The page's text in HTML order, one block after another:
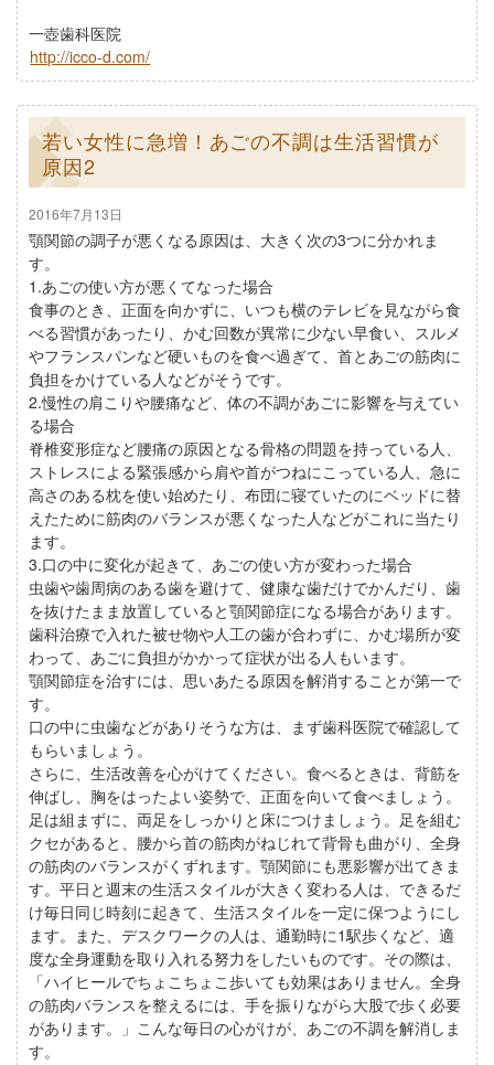
一壺歯科医院
http://icco-d.com/
若い女性に急増！あごの不調は生活習慣が
原因2
2016年7月13日
顎関節の調子が悪くなる原因は、大きく次の3つに分かれま
す。
1.あごの使い方が悪くてなった場合
食事のとき、正面を向かずに、いつも横のテレビを見ながら食
べる習慣があったり、かむ回数が異常に少ない早食い、スルメ
やフランスパンなど硬いものを食べ過ぎて、首とあごの筋肉に
負担をかけている人などがそうです。
2.慢性の肩こりや腰痛など、体の不調があごに影響を与えてい
る場合
脊椎変形症など腰痛の原因となる骨格の問題を持っている人、
ストレスによる緊張感から肩や首がつねにこっている人、急に
高さのある枕を使い始めたり、布団に寝ていたのにベッドに替
えたために筋肉のバランスが悪くなった人などがこれに当たり
ます。
3.口の中に変化が起きて、あごの使い方が変わった場合
虫歯や歯周病のある歯を避けて、健康な歯だけでかんだり、歯
を抜けたまま放置していると顎関節症になる場合があります。
歯科治療で入れた被せ物や人工の歯が合わずに、かむ場所が変
わって、あごに負担がかかって症状が出る人もいます。
顎関節症を治すには、思いあたる原因を解消することが第一で
す。
口の中に虫歯などがありそうな方は、まず歯科医院で確認して
もらいましょう。
さらに、生活改善を心がけてください。食べるときは、背筋を
伸ばし、胸をはったよい姿勢で、正面を向いて食べましょう。
足は組まずに、両足をしっかりと床につけましょう。足を組む
クセがあると、腰から首の筋肉がねじれて背骨も曲がり、全身
の筋肉のバランスがくずれます。顎関節にも悪影響が出てきま
す。平日と週末の生活スタイルが大きく変わる人は、できるだ
け毎日同じ時刻に起きて、生活スタイルを一定に保つようにし
ます。また、デスクワークの人は、通勤時に1駅歩くなど、適
度な全身運動を取り入れる努力をしたいものです。その際は、
「ハイヒールでちょこちょこ歩いても効果はありません。全身
の筋肉バランスを整えるには、手を振りながら大股で歩く必要
があります。」こんな毎日の心がけが、あごの不調を解消しま
す。